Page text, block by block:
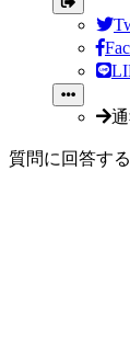
質問に回答す